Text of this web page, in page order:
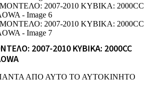
2007-2010 ΚΥΒΙΚΑ: 2000CC
ΑΠΟ ΑΥΤΟ ΤΟ ΑΥΤΟΚΙΝΗΤΟ